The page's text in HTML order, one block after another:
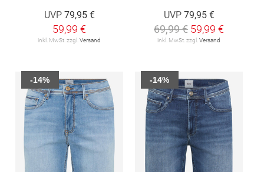
UVP 79,95 €
59,99 €
inkl. MwSt. zzgl. Versand
UVP 79,95 €
69,99 € 59,99 €
inkl. MwSt. zzgl. Versand
-14% -14%